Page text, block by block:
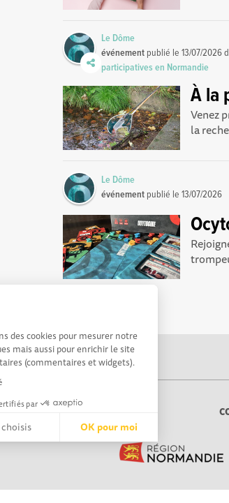
des cookies pour mesurer notre
mais aussi pour enrichir le site
(commentaires et widgets).
par
choisis OK pour moi
: Personnalisez vos Options
d'adapter et de gérer vos paramètres de
Le Dôme
événement publié le13/07/2026
participatives en Normandie
À la
Venez
la
Le Dôme
événement publié le13/07/2026